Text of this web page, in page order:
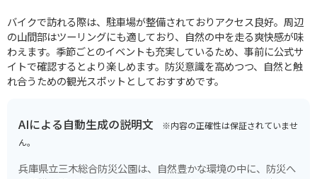
バイクで訪れる際は、駐車場が整備されておりアクセス良好。周辺
の山間部はツーリングにも適しており、自然の中を走る爽快感が味
わえます。季節ごとのイベントも充実しているため、事前に公式サ
イトで確認するとより楽しめます。防災意識を高めつつ、自然と触
れ合うための観光スポットとしておすすめです。
AIによる自動生成の説明文 ※内容の正確性は保証されていませ
ん。
兵庫県立三木総合防災公園は、自然豊かな環境の中に、防災へ